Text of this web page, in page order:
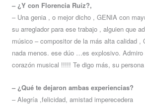
– ¿Y con Florencia Ruíz?,
– Una genia , o mejor dicho , GENIA con
su arreglador para ese trabajo , alguien que
músico – compositor de la más alta calidad ,
nada menos. ese dúo …es explosivo.
corazón musical !!!!! Te digo más, su
– ¿Qué te dejaron ambas experiencias?
– Alegría ,felicidad, amistad imperecedera